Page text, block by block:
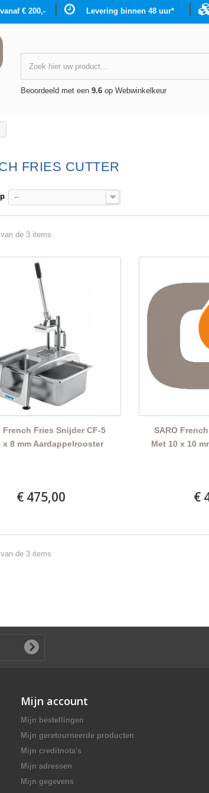
Levering binnen 48 uur*
€ 200,-
Beoordeeld met een 9.6op Webwinkelkeur
FRIES CUTTER
--
de 3 items
French Fries Snijder CF-5
x 8 mm Aardappelrooster
€ 475,00
SARO
Met 10 x 10
€
de 3 items
Mijn account
Mijn bestellingen
Mijn geretourneerde producten
Mijn creditnota's
Mijn adressen
Mijn gegevens